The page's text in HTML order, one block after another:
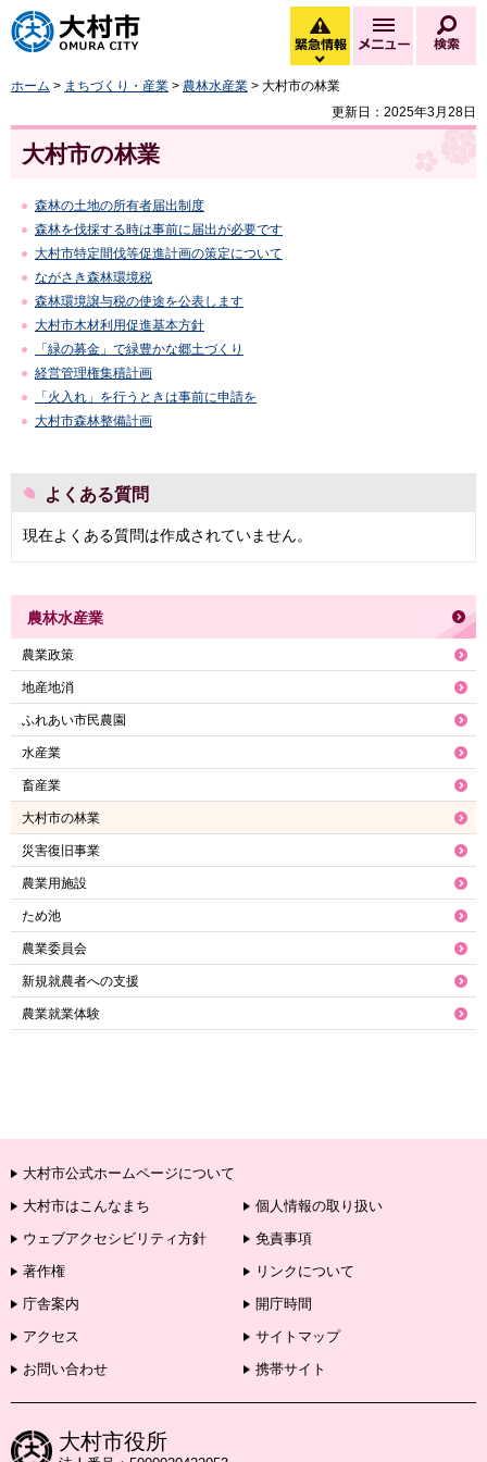
大村市
緊急情報
緊急情報を開く
メニュー
ホーム > まちづくり・産業 > 農林水産業 > 大村市の林業
更新日：2025年3月28日
大村市の林業
森林の土地の所有者届出制度
森林を伐採する時は事前に届出が必要です
大村市特定間伐等促進計画の策定について
ながさき森林環境税
森林環境譲与税の使途を公表します
大村市木材利用促進基本方針
「緑の募金」で緑豊かな郷土づくり
経営管理権集積計画
「火入れ」を行うときは事前に申請を
大村市森林整備計画
よくある質問
現在よくある質問は作成されていません。
農林水産業
農業政策
地産地消
ふれあい市民農園
水産業
畜産業
大村市の林業
災害復旧事業
農業用施設
ため池
農業委員会
新規就農者への支援
農業就業体験
大村市公式ホームページについて
大村市はこんなまち
個人情報の取り扱い
ウェブアクセシビリティ方針
免責事項
著作権
リンクについて
庁舎案内
開庁時間
アクセス
サイトマップ
お問い合わせ
携帯サイト
大村市役所